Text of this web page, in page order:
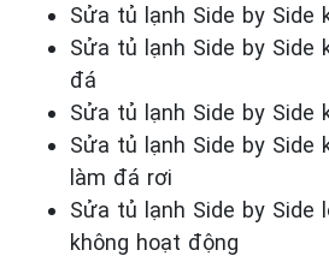
Sửa tủ lạnh Side by Side
Sửa tủ lạnh Side by Side
đá
Sửa tủ lạnh Side by Side
Sửa tủ lạnh Side by Side
làm đá rơi
Sửa tủ lạnh Side by Side
không hoạt động